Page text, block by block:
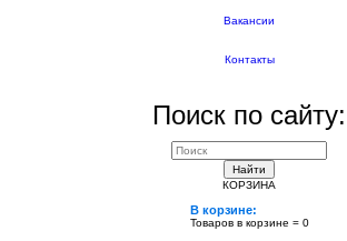
Вакансии
Контакты
Поиск по сайту:
Найти
КОРЗИНА
В корзине:
Товаров в корзине = 0